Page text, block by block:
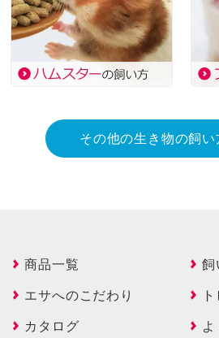
その他の生き物の飼
商品一覧
飼
エサへのこだわり
カタログ